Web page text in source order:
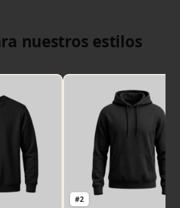
nuestros estilos
#2